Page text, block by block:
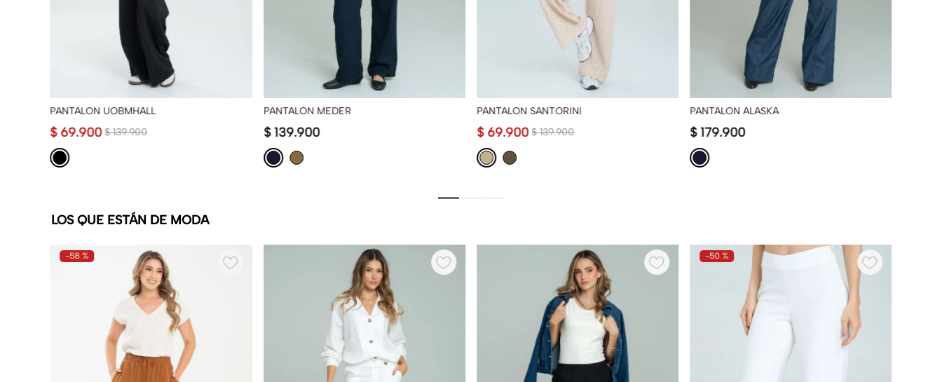
PANTALON UOBMHALL
$ 139.900
$ 69.900
PANTALON MEDER
$ 139.900
PANTALON SANTORINI
$ 139.900
$ 69.900
PANTALON ALASKA
$ 179.900
LOS QUE ESTÁN DE MODA
-58 % -50 %